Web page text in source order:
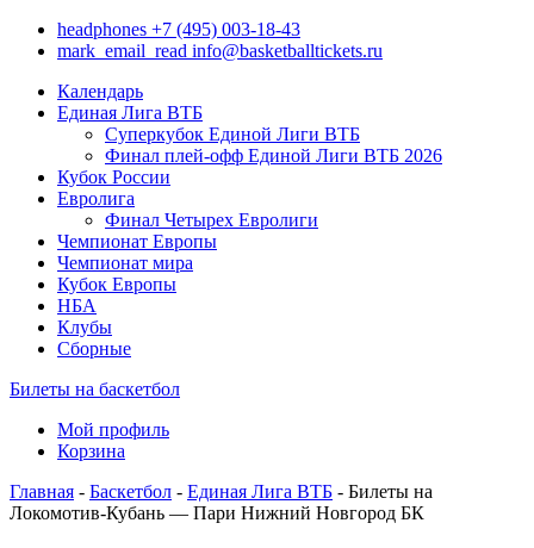
headphones +7 (495) 003-18-43
mark_email_read info@basketballtickets.ru
Календарь
Единая Лига ВТБ
Суперкубок Единой Лиги ВТБ
Финал плей-офф Единой Лиги ВТБ 2026
Кубок России
Евролига
Финал Четырех Евролиги
Чемпионат Европы
Чемпионат мира
Кубок Европы
НБА
Клубы
Сборные
Билеты на баскетбол
Мой профиль
Корзина
Главная - Баскетбол - Единая Лига ВТБ - Билеты на
Локомотив-Кубань — Пари Нижний Новгород БК